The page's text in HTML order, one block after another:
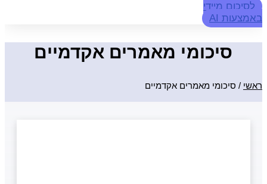
לסיכום מיידי
באמצעות AI
סיכומי מאמרים אקדמיים
ראשי / סיכומי מאמרים אקדמיים